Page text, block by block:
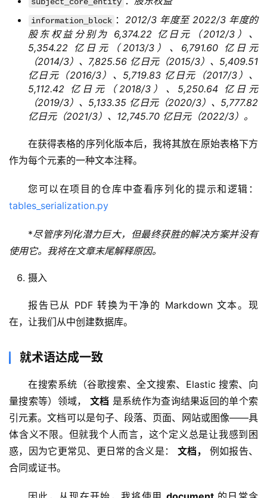
逆
梦
形
梦
龙
梦
泽
绘
梦
A
information_block ： 2012/3 年度至 2022/3 年度的
股东权益分别为 6,374.22 亿 日元
（2012/3）、
5,354.22 亿日元（2013/3）、6,791.60 亿日元
（2014/3）、7,825.56 亿日元（2015/3）、5,409.51
亿日元（2016/3）、5,719.83 亿日元（2017/3）、
5,112.42 亿日元（2018/3）、5,250.64 亿日元
（2019/3）、5,133.35 亿日元（2020/3）、5,777.82
亿日元（2021/3）、12,745.70 亿日元（2022/3）。
在获得表格的序列化版本后，我将其放在原始表格下方
作为每个元素的一种文本注释。
tables_serialization.py
*尽管序列化潜力巨大，但最终获胜的解决方案并没有
使用它。我将在文章末尾解释原因。
摄入
报告已从 PDF 转换为干净的 Markdown 文本。现
在，让我们从中创建数据库。
就术语达成一致
在搜索系统（谷歌搜索、全文搜索、Elastic 搜索、向
量搜索等）领域， 文档 是系统作为查询结果返回的单个索
引元素。文档可以是句子、段落、页面、网站或图像——具
体含义不限。但就我个人而言，这个定义总是让我感到困
惑，因为它更常见、更日常的含义是： 文档，
例如报告、
合同或证书。